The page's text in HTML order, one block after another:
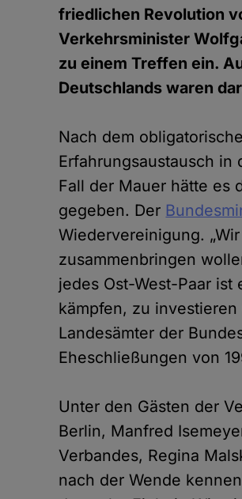
friedlichen Revolution
Verkehrsminister
zu einem Treffen ein.
Deutschlands waren
Nach dem
Erfahrungsaustausch in
Fall der Mauer hätte es
gegeben. Der
Wiedervereinigung.
zusammenbringen
jedes Ost-West-Paar
kämpfen, zu
Landesämter der
Eheschließungen von
Unter den Gästen der
Berlin, Manfred
Verbandes, Regina
nach der Wende